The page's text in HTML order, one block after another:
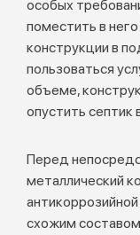
особых
поместить в
конструкции в
пользоваться
объеме,
опустить септик
Перед
металлический
схожим